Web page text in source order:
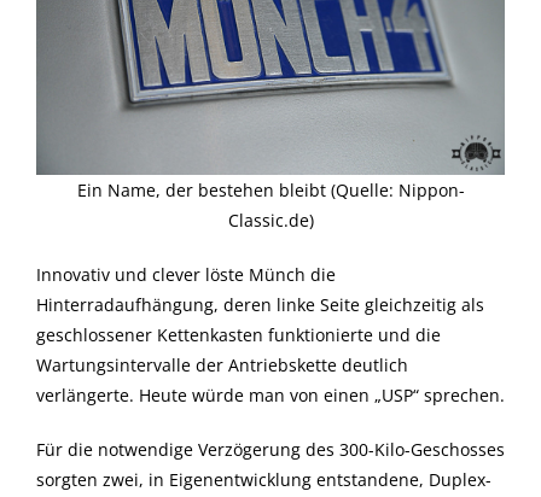
Ein Name, der bestehen bleibt (Quelle: Nippon-
Classic.de)
Innovativ und clever löste Münch die
Hinterradaufhängung, deren linke Seite gleichzeitig als
geschlossener Kettenkasten funktionierte und die
Wartungsintervalle der Antriebskette deutlich
verlängerte. Heute würde man von einen „USP“ sprechen.
Für die notwendige Verzögerung des 300-Kilo-Geschosses
sorgten zwei, in Eigenentwicklung entstandene, Duplex-